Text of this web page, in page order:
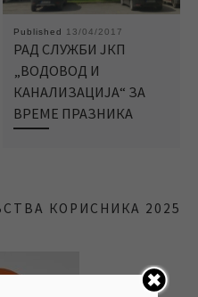
Published 13/04/2017
РАД СЛУЖБИ ЈКП
„ВОДОВОД И
КАНАЛИЗАЦИЈА“ ЗА
ВРЕМЕ ПРАЗНИКА
КОРИСНИКА 2025